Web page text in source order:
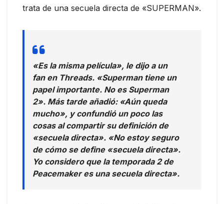
trata de una secuela directa de «SUPERMAN».
«Es la misma película», le dijo a un
fan en Threads. «Superman tiene un
papel importante. No es Superman
2». Más tarde añadió: «Aún queda
mucho», y confundió un poco las
cosas al compartir su definición de
«secuela directa». «No estoy seguro
de cómo se define «secuela directa».
Yo considero que la temporada 2 de
Peacemaker es una secuela directa».